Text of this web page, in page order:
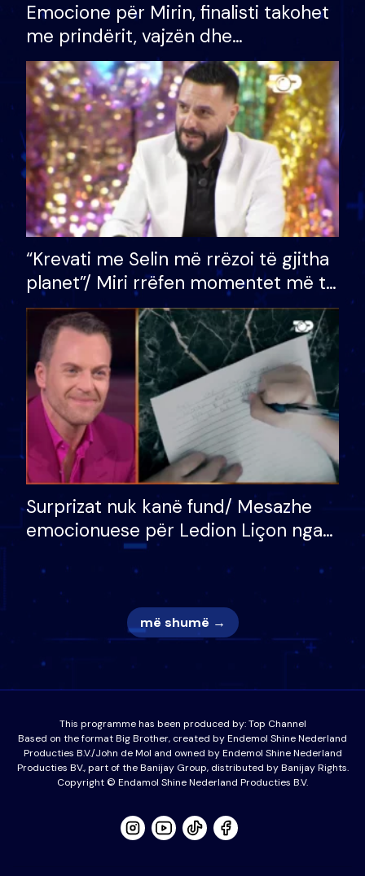
Emocione për Mirin, finalisti takohet
me prindërit, vajzën dhe
bashkëshorten: S’kemi ndonjë letër
divorci apo jo?
“Krevati me Selin më rrëzoi të gjitha
planet”/ Miri rrëfen momentet më të
bukura në shtëpinë e BB VIP: Do më
mungojë zilja e mëngjesit kur…
Surprizat nuk kanë fund/ Mesazhe
emocionuese për Ledion Liçon nga
nëna dhe fëmijët e tij, moderatori
nuk i mban dot lotët: Nuk meritoj…
më shumë →
This programme has been produced by:Top Channel
Based on the format Big Brother, created by Endemol Shine Nederland
Producties B.V./John de Mol and owned by Endemol Shine Nederland
Producties BV., part of the Banijay Group, distributed by Banijay Rights.
Copyright © Endamol Shine Nederland Producties B.V.